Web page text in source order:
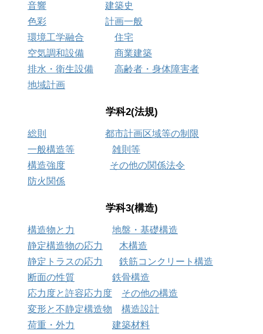
音響
建築史
色彩
計画一般
環境工学融合
住宅
空気調和設備
商業建築
排水・衛生設備
高齢者・身体障害者
地域計画
学科2(法規)
総則
都市計画区域等の制限
一般構造等
雑則等
構造強度
その他の関係法令
防火関係
学科3(構造)
構造物と力
地盤・基礎構造
静定構造物の応力
木構造
静定トラスの応力
鉄筋コンクリート構造
断面の性質
鉄骨構造
応力度と許容応力度
その他の構造
変形と不静定構造物
構造設計
荷重・外力
建築材料